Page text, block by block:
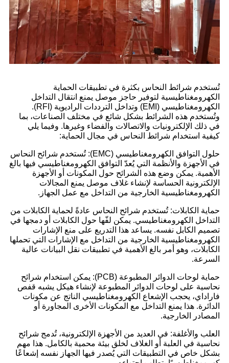
تُستخدم شرائط النحاس بكثرة في تطبيقات الحماية
الكهرومغناطيسية لتوفير حاجز موصل يمنع انتقال التداخل
الكهرومغناطيسي (EMI) وتداخل الترددات الراديوية (RFI).
وتُستخدم هذه الشرائط بشكل شائع في مختلف الصناعات، بما
في ذلك الإلكترونيات والاتصالات والفضاء وغيرها. وفيما يلي
كيفية استخدام شرائط النحاس في مجال الحماية:
حلول التوافق الكهرومغناطيسي (EMC): تُستخدم شرائح النحاس
في الأجهزة والأنظمة التي يُعدّ التوافق الكهرومغناطيسي فيها بالغ
الأهمية. يمكن وضع هذه الشرائح حول المكونات أو الأجهزة
الإلكترونية الحساسة لإنشاء غلاف موصل يمنع المجالات
الكهرومغناطيسية الخارجية من التداخل مع عمل الجهاز.
حماية الكابلات: تُستخدم شرائح النحاس عادةً لحماية الكابلات من
التداخل الكهرومغناطيسي. يمكن لفّها حول الكابلات أو دمجها في
تصميم الكابل نفسه. يساعد هذا التدريع على منع الإشارات
الكهرومغناطيسية الخارجية من التداخل مع الإشارات التي تحملها
الكابلات، وهو أمر بالغ الأهمية في تطبيقات نقل البيانات عالية
السرعة.
حماية لوحات الدوائر المطبوعة (PCB): يمكن استخدام شرائح
نحاسية على لوحات الدوائر المطبوعة لإنشاء هيكل يشبه قفص
فاراداي، يحجب الإشعاع الكهرومغناطيسي الناتج عن مكونات
الدائرة. هذا يمنع التداخل مع المكونات الأخرى المجاورة أو
المصادر الخارجية.
العلب والأغلفة: في العديد من الأجهزة الإلكترونية، تُدمج شرائح
نحاسية في العلبة أو الغلاف لخلق بيئة محمية بالكامل. هذا مهم
بشكل خاص في التطبيقات التي يُصدر فيها الجهاز نفسه إشعاعًا